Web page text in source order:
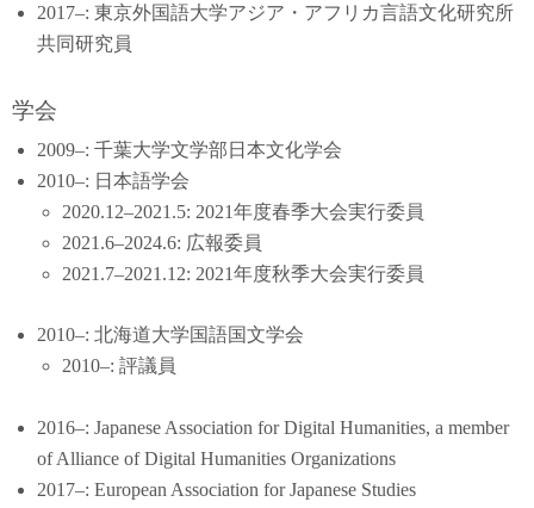
2017–: 東京外国語大学アジア・アフリカ言語文化研究所
共同研究員
学会
2009–: 千葉大学文学部日本文化学会
2010–: 日本語学会
2020.12–2021.5: 2021年度春季大会実行委員
2021.6–2024.6: 広報委員
2021.7–2021.12: 2021年度秋季大会実行委員
2010–: 北海道大学国語国文学会
2010–: 評議員
2016–: Japanese Association for Digital Humanities, a member
of Alliance of Digital Humanities Organizations
2017–: European Association for Japanese Studies